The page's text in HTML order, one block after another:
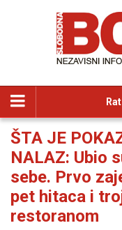
ŠTA JE
NALAZ: Ubio
sebe. Prvo
pet hitaca i
restoranom